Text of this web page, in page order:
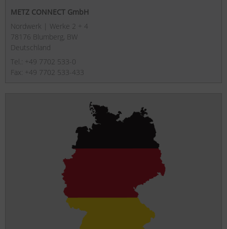
METZ CONNECT GmbH
Nordwerk | Werke 2 + 4
78176 Blumberg, BW
Deutschland
Tel.: +49 7702 533-0
Fax: +49 7702 533-433